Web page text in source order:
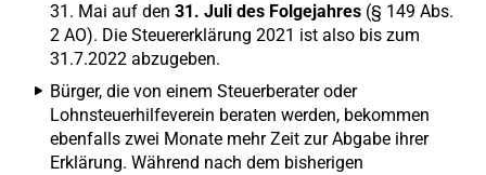
31. Mai auf den 31. Juli des Folgejahres (§ 149 Abs.
2 AO). Die Steuererklärung 2021 ist also bis zum
31.7.2022 abzugeben.
Bürger, die von einem Steuerberater oder
Lohnsteuerhilfeverein beraten werden, bekommen
ebenfalls zwei Monate mehr Zeit zur Abgabe ihrer
Erklärung. Während nach dem bisherigen